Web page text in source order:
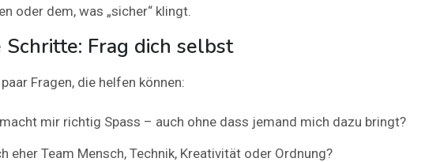
oder dem, was „sicher“ klingt.
Schritte: Frag dich selbst
Fragen, die helfen können:
mir richtig Spass – auch ohne dass jemand mich dazu bringt?
eher Team Mensch, Technik, Kreativität oder Ordnung?